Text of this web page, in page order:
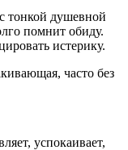
тонкой душевной
помнит обиду.
истерику.
часто без
успокаивает,